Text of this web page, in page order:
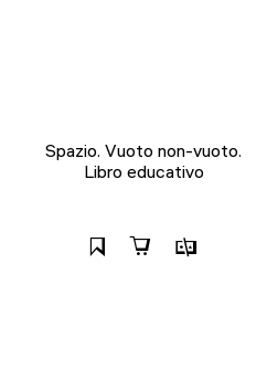
Spazio. Vuoto non-vuoto.
Libro educativo